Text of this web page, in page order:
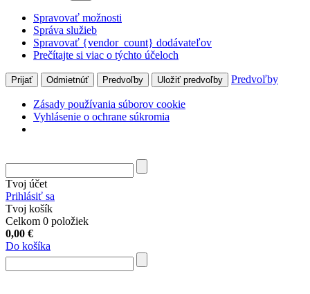
Spravovať možnosti
Správa služieb
Spravovať {vendor_count} dodávateľov
Prečítajte si viac o týchto účeloch
Prijať Odmietnúť Predvoľby Uložiť predvoľby Predvoľby
Zásady používania súborov cookie
Vyhlásenie o ochrane súkromia
Tvoj účet
Prihlásiť sa
Tvoj košík
Celkom 0 položiek
0,00 €
Do košíka